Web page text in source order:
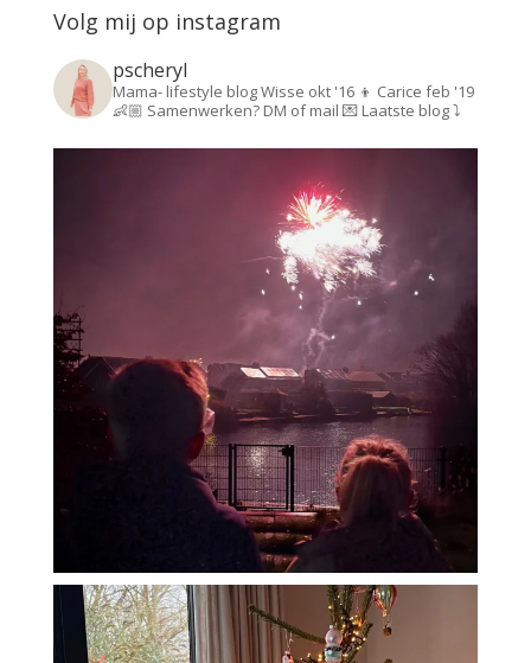
Volg mij op instagram
pscheryl
Mama- lifestyle blogWisse okt '16 👦 Carice feb '19
👶🏼 Samenwerken? DM of mail 💌Laatste blog ⤵️